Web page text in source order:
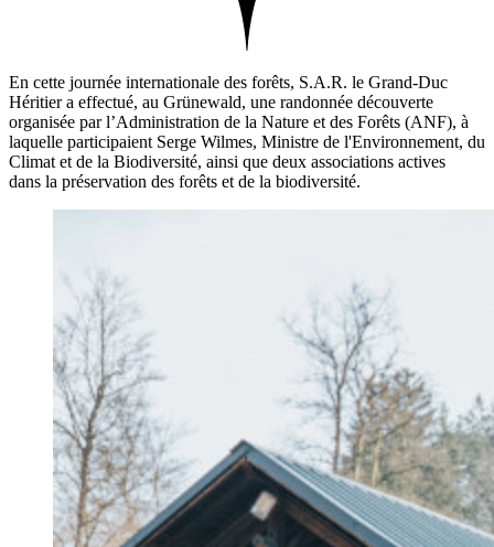
En cette journée internationale des forêts, S.A.R. le Grand-Duc
Héritier a effectué, au Grünewald, une randonnée découverte
organisée par l’Administration de la Nature et des Forêts (ANF), à
laquelle participaient Serge Wilmes, Ministre de l'Environnement, du
Climat et de la Biodiversité, ainsi que deux associations actives
dans la préservation des forêts et de la biodiversité.